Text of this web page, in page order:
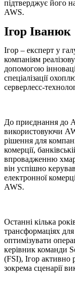
підтверджує його
AWS.
Ігор Іванюк
Ігор – експерт у
компаніям
допомогою
спеціалізації
серверлесс-
До приєднання до
використовуючи
рішення для
комерції,
впровадженню
він успішно
електронної
AWS.
Останні кілька
трансформаціях
оптимізувати
керівник команди
(FSI), Ігор активно
зокрема сценарії